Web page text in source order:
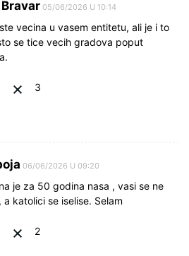
05/06/2026 U 10:14
vecina u vasem entitetu, ali je i to
se tice vecih gradova poput
3
06/06/2026 U 09:20
je za 50 godina nasa , vasi se ne
a katolici se iselise. Selam
2